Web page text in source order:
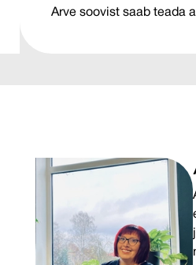
Arve soovist saab teada